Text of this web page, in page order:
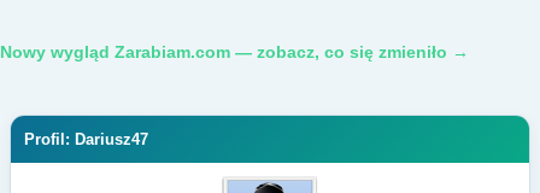
Nowy wygląd Zarabiam.com — zobacz, co się zmieniło →
Profil: Dariusz47